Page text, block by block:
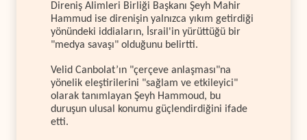
Direniş Alimleri Birliği Başkanı Şeyh Mahir
Hammud ise direnişin yalnızca yıkım getirdiği
yönündeki iddiaların, İsrail'in yürüttüğü bir
"medya savaşı" olduğunu belirtti.
Velid Canbolat’ın "çerçeve anlaşması"na
yönelik eleştirilerini "sağlam ve etkileyici"
olarak tanımlayan Şeyh Hammoud, bu
duruşun ulusal konumu güçlendirdiğini ifade
etti.